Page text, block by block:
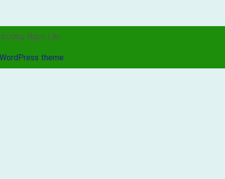
Ngọc Lân.
theme